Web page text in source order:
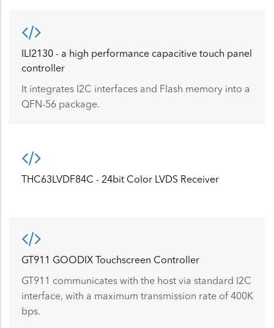
ILI2130 - a high performance capacitive touch panel
controller
It integrates I2C interfaces and Flash memory into a
QFN-56 package.
THC63LVDF84C - 24bit Color LVDS Receiver
GT911 GOODIX Touchscreen Controller
GT911 communicates with the host via standard I2C
interface, with a maximum transmission rate of 400K
bps.